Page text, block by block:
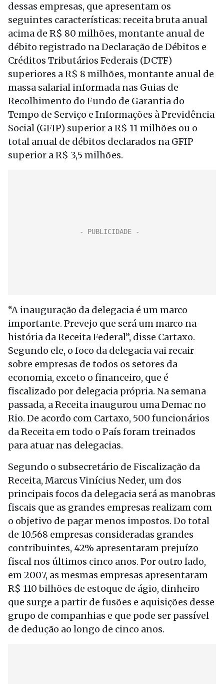
dessas empresas, que apresentam os
seguintes características: receita bruta anual
acima de R$ 80 milhões, montante anual de
débito registrado na Declaração de Débitos e
Créditos Tributários Federais (DCTF)
superiores a R$ 8 milhões, montante anual de
massa salarial informada nas Guias de
Recolhimento do Fundo de Garantia do
Tempo de Serviço e Informações à Previdência
Social (GFIP) superior a R$ 11 milhões ou o
total anual de débitos declarados na GFIP
superior a R$ 3,5 milhões.
“A inauguração da delegacia é um marco
importante. Prevejo que será um marco na
história da Receita Federal”, disse Cartaxo.
Segundo ele, o foco da delegacia vai recair
sobre empresas de todos os setores da
economia, exceto o financeiro, que é
fiscalizado por delegacia própria. Na semana
passada, a Receita inaugurou uma Demac no
Rio. De acordo com Cartaxo, 500 funcionários
da Receita em todo o País foram treinados
para atuar nas delegacias.
Segundo o subsecretário de Fiscalização da
Receita, Marcus Vinícius Neder, um dos
principais focos da delegacia será as manobras
fiscais que as grandes empresas realizam com
o objetivo de pagar menos impostos. Do total
de 10.568 empresas consideradas grandes
contribuintes, 42% apresentaram prejuízo
fiscal nos últimos cinco anos. Por outro lado,
em 2007, as mesmas empresas apresentaram
R$ 110 bilhões de estoque de ágio, dinheiro
que surge a partir de fusões e aquisições desse
grupo de companhias e que pode ser passível
de dedução ao longo de cinco anos.